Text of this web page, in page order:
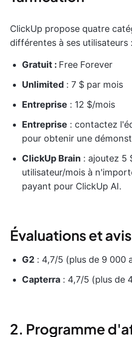
ClickUp propose quatre
différentes à ses utilisateurs :
Gratuit : Free Forever
Unlimited : 7 $ par mois
Entreprise : 12 $/mois
Entreprise : contactez
pour obtenir une
ClickUp Brain : ajoutez 5
utilisateur/mois à
payant pour ClickUp AI.
Évaluations et avis
G2 : 4,7/5 (plus de 9 000
Capterra : 4,7/5 (plus de
2. Programme